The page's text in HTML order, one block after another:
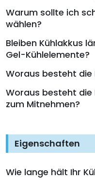
Warum sollte ich
wählen?
Bleiben Kühlakkus
Gel-Kühlelemente?
Woraus besteht die
Woraus besteht die
zum Mitnehmen?
Eigenschaften
Wie lange hält Ihr